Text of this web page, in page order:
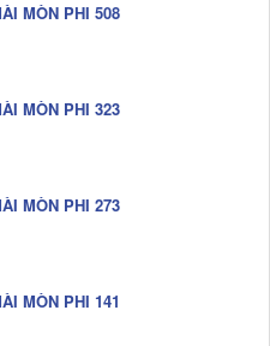
MÒN PHI 508
MÒN PHI 323
MÒN PHI 273
MÒN PHI 141